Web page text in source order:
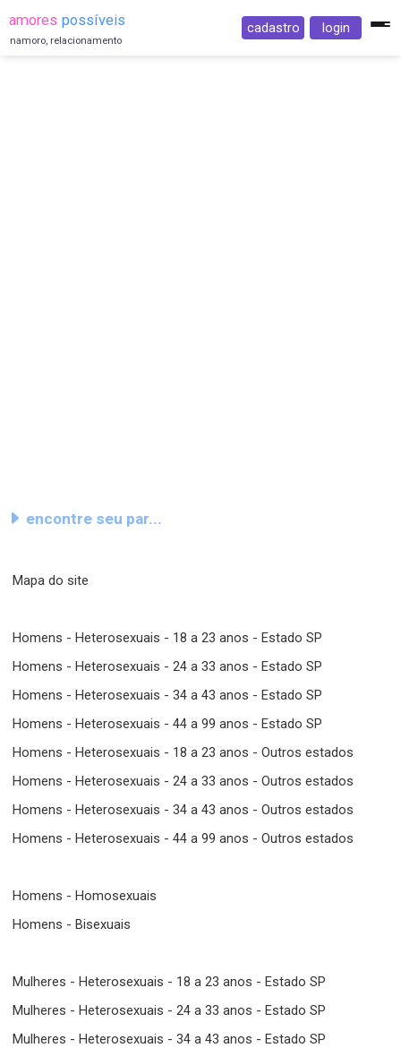
amores possíveis
namoro, relacionamento
cadastro login
encontre seu par...
Mapa do site
Homens - Heterosexuais - 18 a 23 anos - Estado SP
Homens - Heterosexuais - 24 a 33 anos - Estado SP
Homens - Heterosexuais - 34 a 43 anos - Estado SP
Homens - Heterosexuais - 44 a 99 anos - Estado SP
Homens - Heterosexuais - 18 a 23 anos - Outros estados
Homens - Heterosexuais - 24 a 33 anos - Outros estados
Homens - Heterosexuais - 34 a 43 anos - Outros estados
Homens - Heterosexuais - 44 a 99 anos - Outros estados
Homens - Homosexuais
Homens - Bisexuais
Mulheres - Heterosexuais - 18 a 23 anos - Estado SP
Mulheres - Heterosexuais - 24 a 33 anos - Estado SP
Mulheres - Heterosexuais - 34 a 43 anos - Estado SP